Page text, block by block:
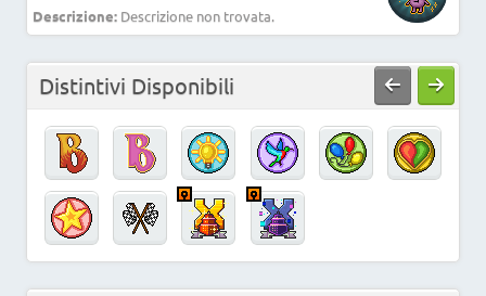
Descrizione: Descrizione non trovata.
Distintivi Disponibili